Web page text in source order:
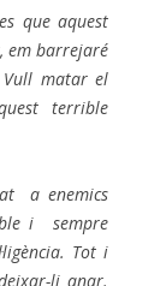
que aquest
em barrejaré
matar el
terrible
a enemics
i sempre
Tot i
li anar.